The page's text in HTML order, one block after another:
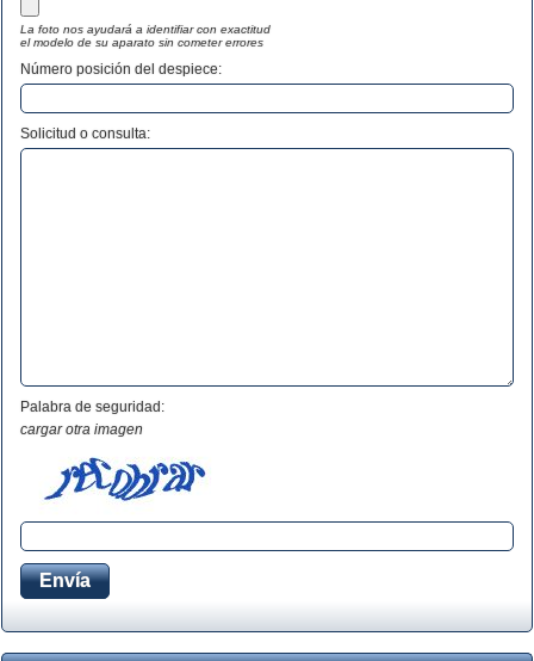
La foto nos ayudará a identifiar con exactitud
el modelo de su aparato sin cometer errores
Número posición del despiece:
Solicitud o consulta:
Palabra de seguridad:
cargar otra imagen